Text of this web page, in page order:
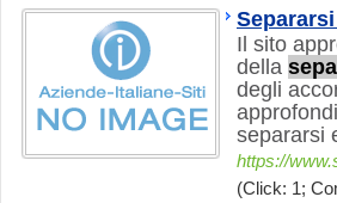
Il sito
della
degli
separarsi
https://
(Click: 1;